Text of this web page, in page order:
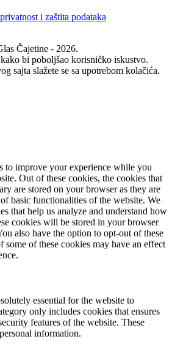
i zaštita podataka
Čajetine - 2026.
bi poboljšao korisničko iskustvo.
sajta slažete se sa upotrebom kolačića.
to improve your experience while you
Out of these cookies, the cookies that
are stored on your browser as they are
basic functionalities of the website. We
that help us analyze and understand how
cookies will be stored in your browser
also have the option to opt-out of these
of these cookies may have an effect
essential for the website to
only includes cookies that ensures
features of the website. These
information.